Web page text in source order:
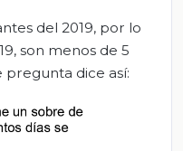
del 2019, por lo
son menos de 5
pregunta dice así: